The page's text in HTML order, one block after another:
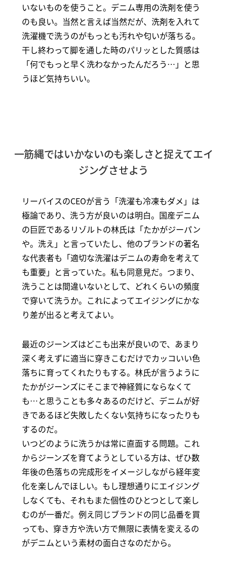
いないものを使うこと。デニム専用の洗剤を使う
のも良い。当然と言えば当然だが、洗剤を入れて
洗濯機で洗うのがもっとも汚れや匂いが落ちる。
干し終わって脚を通した時のパリッとした質感は
「何でもっと早く洗わなかったんだろう…」と思
うほど気持ちいい。
一筋縄ではいかないのも楽しさと捉えてエイ
ジングさせよう
リーバイスのCEOが言う「洗濯も冷凍もダメ」は
極論であり、洗う方が良いのは明白。国産デニム
の巨匠であるリゾルトの林氏は「たかがジーパン
や。洗え」と言っていたし、他のブランドの著名
な代表者も「適切な洗濯はデニムの寿命を考えて
も重要」と言っていた。私も同意見だ。つまり、
洗うことは間違いないとして、どれくらいの頻度
で穿いて洗うか。これによってエイジングにかな
り差が出ると考えてよい。
最近のジーンズはどこも出来が良いので、あまり
深く考えずに適当に穿きこむだけでカッコいい色
落ちに育ってくれたりもする。林氏が言うように
たかがジーンズにそこまで神経質にならなくて
も…と思うことも多々あるのだけど、デニムが好
きであるほど失敗したくない気持ちになったりも
するのだ。
いつどのように洗うかは常に直面する問題。これ
からジーンズを育てようとしている方は、ぜひ数
年後の色落ちの完成形をイメージしながら経年変
化を楽しんでほしい。もし理想通りにエイジング
しなくても、それもまた個性のひとつとして楽し
むのが一番だ。例え同じブランドの同じ品番を買
っても、穿き方や洗い方で無限に表情を変えるの
がデニムという素材の面白さなのだから。